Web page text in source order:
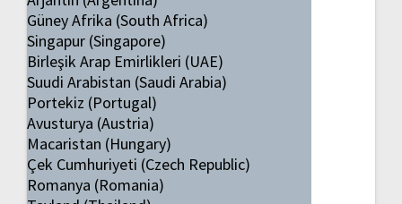
Güney Afrika (South Africa)
Singapur (Singapore)
Birleşik Arap Emirlikleri (UAE)
Suudi Arabistan (Saudi Arabia)
Portekiz (Portugal)
Avusturya (Austria)
Macaristan (Hungary)
Çek Cumhuriyeti (Czech Republic)
Romanya (Romania)